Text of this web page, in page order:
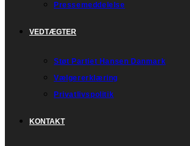
Pressemeddelelse
VEDTÆGTER
Støt Partiet Hansen Danmark
Vælgererklæring
Privatlivspolitik
KONTAKT